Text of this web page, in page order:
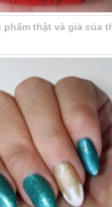
phẩm thật và giả của